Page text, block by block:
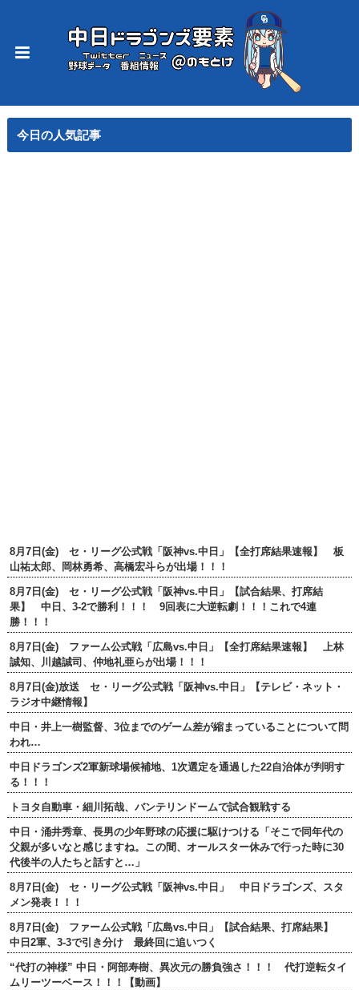
今日の人気記事
8月7日(金) セ・リーグ公式戦「阪神vs.中日」【全打席結果速報】 板
山祐太郎、岡林勇希、高橋宏斗らが出場！！！
8月7日(金) セ・リーグ公式戦「阪神vs.中日」【試合結果、打席結
果】 中日、3-2で勝利！！！ 9回表に大逆転劇！！！これで4連
勝！！！
8月7日(金) ファーム公式戦「広島vs.中日」【全打席結果速報】 上林
誠知、川越誠司、仲地礼亜らが出場！！！
8月7日(金)放送 セ・リーグ公式戦「阪神vs.中日」【テレビ・ネット・
ラジオ中継情報】
中日・井上一樹監督、3位までのゲーム差が縮まっていることについて問
われ…
中日ドラゴンズ2軍新球場候補地、1次選定を通過した22自治体が判明す
る！！！
トヨタ自動車・細川拓哉、バンテリンドームで試合観戦する
中日・涌井秀章、長男の少年野球の応援に駆けつける「そこで同年代の
父親が多いなと感じますね。この間、オールスター休みで行った時に30
代後半の人たちと話すと…」
8月7日(金) セ・リーグ公式戦「阪神vs.中日」 中日ドラゴンズ、スタ
メン発表！！！
8月7日(金) ファーム公式戦「広島vs.中日」【試合結果、打席結果】
中日2軍、3-3で引き分け 最終回に追いつく
“代打の神様” 中日・阿部寿樹、異次元の勝負強さ！！！ 代打逆転タイ
ムリーツーベース！！！【動画】